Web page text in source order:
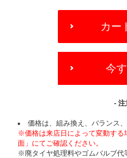
OPTIONS
カー
今
- 注
価格は、組み換え、バランス
※価格は来店日によって変動する
面」にてご確認ください。
※廃タイヤ処理料やゴムバルブ代